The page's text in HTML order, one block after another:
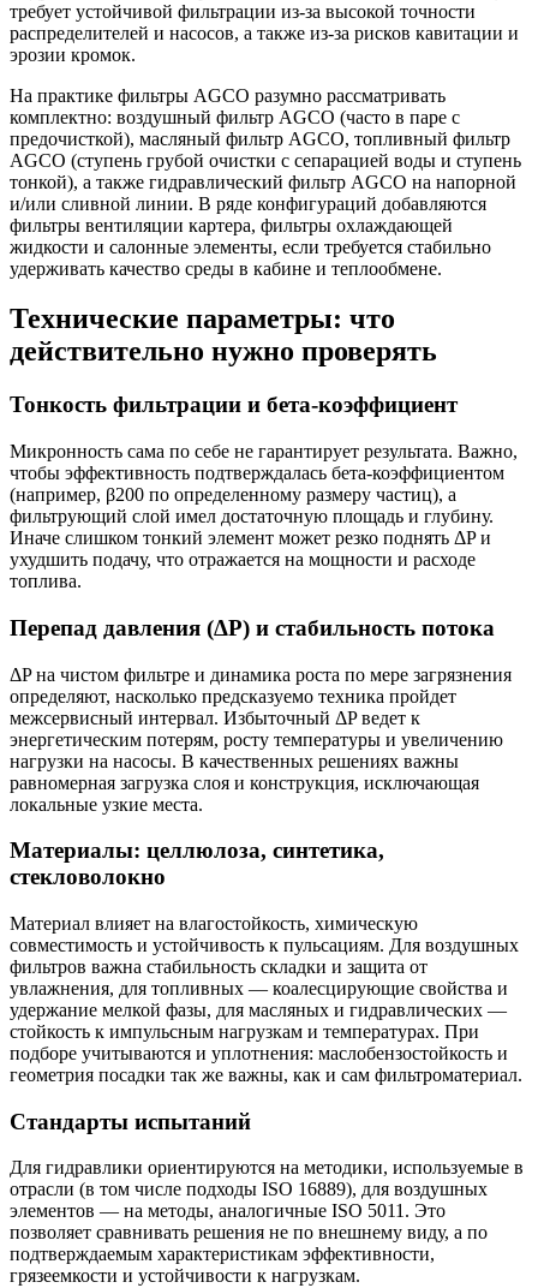
требует устойчивой фильтрации из-за высокой точности
распределителей и насосов, а также из-за рисков кавитации и
эрозии кромок.
На практике фильтры AGCO разумно рассматривать
комплектно: воздушный фильтр AGCO (часто в паре с
предочисткой), масляный фильтр AGCO, топливный фильтр
AGCO (ступень грубой очистки с сепарацией воды и ступень
тонкой), а также гидравлический фильтр AGCO на напорной
и/или сливной линии. В ряде конфигураций добавляются
фильтры вентиляции картера, фильтры охлаждающей
жидкости и салонные элементы, если требуется стабильно
удерживать качество среды в кабине и теплообмене.
Технические параметры: что
действительно нужно проверять
Тонкость фильтрации и бета-коэффициент
Микронность сама по себе не гарантирует результата. Важно,
чтобы эффективность подтверждалась бета-коэффициентом
(например, β200 по определенному размеру частиц), а
фильтрующий слой имел достаточную площадь и глубину.
Иначе слишком тонкий элемент может резко поднять ΔP и
ухудшить подачу, что отражается на мощности и расходе
топлива.
Перепад давления (ΔP) и стабильность потока
ΔP на чистом фильтре и динамика роста по мере загрязнения
определяют, насколько предсказуемо техника пройдет
межсервисный интервал. Избыточный ΔP ведет к
энергетическим потерям, росту температуры и увеличению
нагрузки на насосы. В качественных решениях важны
равномерная загрузка слоя и конструкция, исключающая
локальные узкие места.
Материалы: целлюлоза, синтетика,
стекловолокно
Материал влияет на влагостойкость, химическую
совместимость и устойчивость к пульсациям. Для воздушных
фильтров важна стабильность складки и защита от
увлажнения, для топливных — коалесцирующие свойства и
удержание мелкой фазы, для масляных и гидравлических —
стойкость к импульсным нагрузкам и температурах. При
подборе учитываются и уплотнения: маслобензостойкость и
геометрия посадки так же важны, как и сам фильтроматериал.
Стандарты испытаний
Для гидравлики ориентируются на методики, используемые в
отрасли (в том числе подходы ISO 16889), для воздушных
элементов — на методы, аналогичные ISO 5011. Это
позволяет сравнивать решения не по внешнему виду, а по
подтверждаемым характеристикам эффективности,
грязеемкости и устойчивости к нагрузкам.